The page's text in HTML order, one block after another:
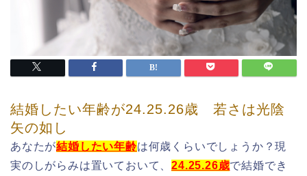
結婚したい年齢が24.25.26歳 若さは光陰
矢の如し
あなたが結婚したい年齢は何歳くらいでしょうか？現
実のしがらみは置いておいて、24.25.26歳で結婚でき